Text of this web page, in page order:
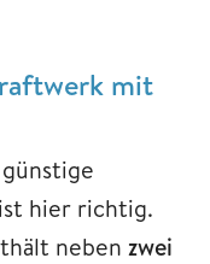
mit
hier richtig.
neben zwei